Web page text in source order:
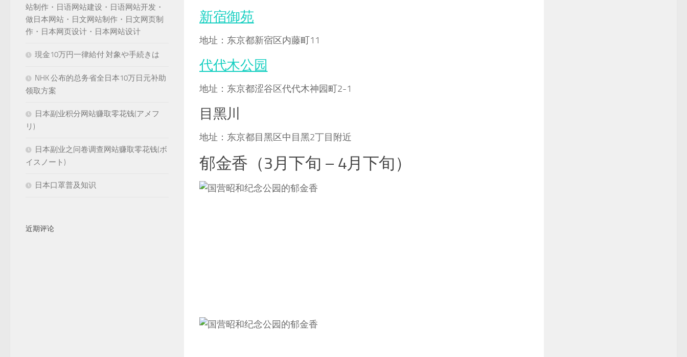
新宿御苑
地址：东京都新宿区内藤町11
代代木公园
地址：东京都涩谷区代代木神园町2-1
目黑川
地址：东京都目黑区中目黑2丁目附近
郁金香（3月下旬 – 4月下旬）
站制作・日语网站建设・日语网站开发・
做日本网站・日文网站制作・日文网页制
作・日本网页设计・日本网站设计
現金10万円一律給付 対象や手続きは
NHK 公布的总务省全日本10万日元补助
领取方案
日本副业积分网站赚取零花钱(アメフ
リ)
日本副业之问卷调查网站赚取零花钱(ボ
イスノート)
日本口罩普及知识
近期评论